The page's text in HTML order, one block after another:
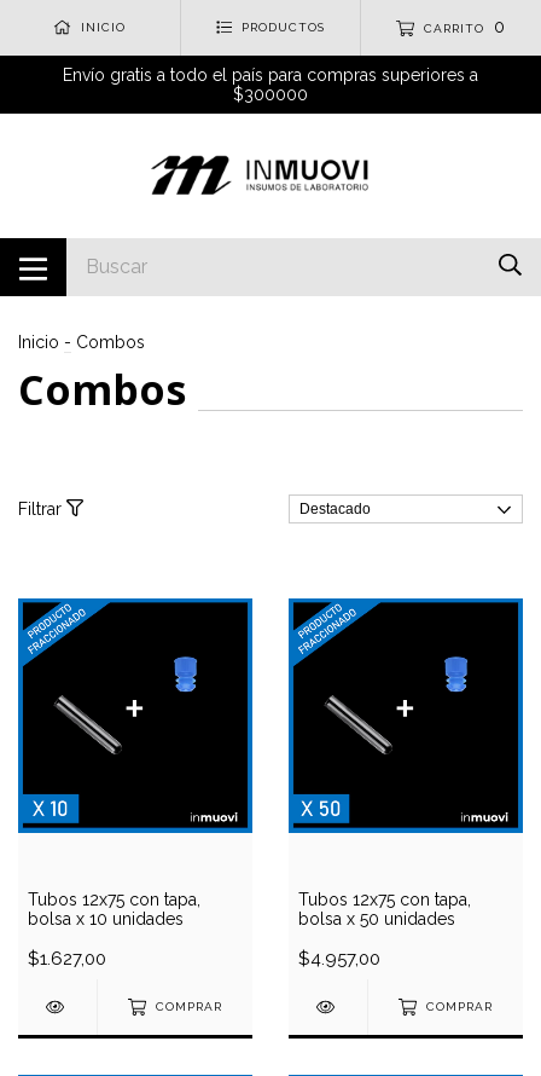
INICIO PRODUCTOS CARRITO 0
Envío gratis a todo el país para compras superiores a
$300000
Inicio - Combos
Combos
Filtrar
Tubos 12x75 con tapa,
bolsa x 10 unidades
$1.627,00
COMPRAR
Tubos 12x75 con tapa,
bolsa x 50 unidades
$4.957,00
COMPRAR